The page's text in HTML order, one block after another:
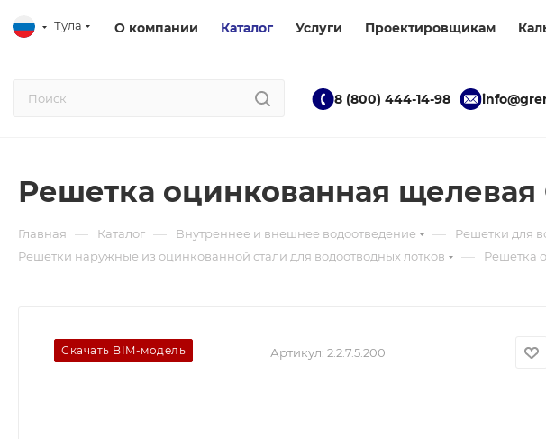
Тула О компании Каталог Услуги Проектировщикам
8 (800) 444-14-98
Решетка оцинкованная щелевая
Главная — Каталог — Внутреннее и внешнее водоотведение — Решетки для
Решетки наружные из оцинкованной стали для водоотводных лотков — Решетка
Скачать BIM-модель Артикул: 2.2.7.5.200